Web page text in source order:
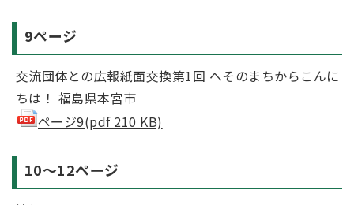
9ページ
交流団体との広報紙面交換第1回 へそのまちからこんに
ちは！ 福島県本宮市
ページ9(pdf 210 KB)
10～12ページ